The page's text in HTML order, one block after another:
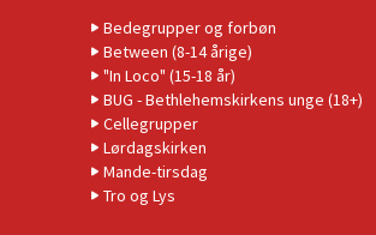
Bedegrupper og forbøn
Between (8-14 årige)
"In Loco" (15-18 år)
BUG - Bethlehemskirkens unge (18+)
Cellegrupper
Lørdagskirken
Mande-tirsdag
Tro og Lys